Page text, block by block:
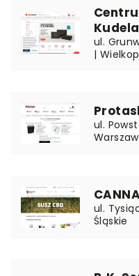
Kudela
ul.
|
ul.
ul.
Śląskie